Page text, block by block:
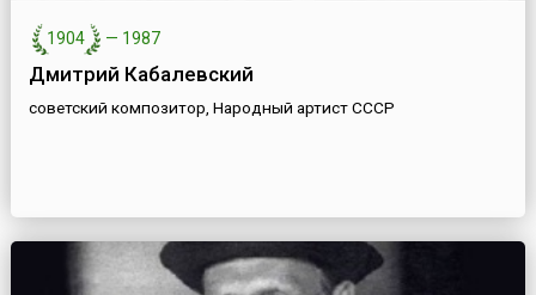
1904 — 1987
Дмитрий Кабалевский
советский композитор, Народный артист СССР